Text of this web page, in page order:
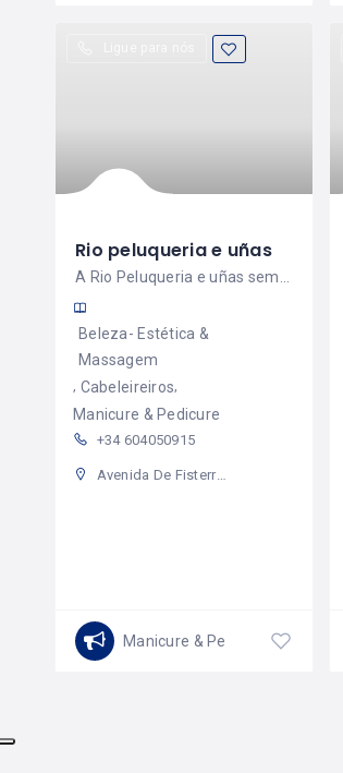
Rio peluqueria e uñas
A Rio Peluqueria e uñas sempre cuida de você!
Beleza- Estética &
Massagem
Cabeleireiros
Manicure & Pedicure
+34 604050915
Avenida De Fisterra 233, 15142 Arteixo, A Coruña, Spain
Manicure & Pedicure